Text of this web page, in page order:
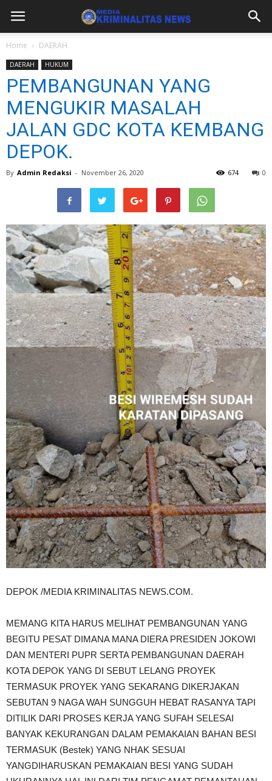
Home DAERAH
DAERAH HUKUM
PEMBANGUNAN YANG
MENGUKIR MASALAH
JALAN GDC KOTA KEMBANG
DEPOK.
By Admin Redaksi - November 26, 2020 0
674
DEPOK /MEDIA KRIMINALITAS NEWS.COM.
MEMANG KITA HARUS MELIHAT PEMBANGUNAN YANG
BEGITU PESAT DIMANA MANA DIERA PRESIDEN JOKOWI
DAN MENTERI PUPR SERTA PEMBANGUNAN DAERAH
KOTA DEPOK YANG DI SEBUT LELANG PROYEK
TERMASUK PROYEK YANG SEKARANG DIKERJAKAN
SEBUTAN 9 NAGA WAH SUNGGUH HEBAT RASANYA TAPI
DITILIK DARI PROSES KERJA YANG SUFAH SELESAI
BANYAK KEKURANGAN DALAM PEMAKAIAN BAHAN BESI
TERMASUK (Bestek) YANG NHAK SESUAI
YANGDIHARUSKAN PEMAKAIAN BESI YANG SUDAH